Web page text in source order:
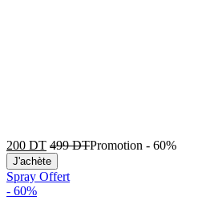
200 DT 499DTPromotion - 60%
J'achète
Spray Offert
- 60%